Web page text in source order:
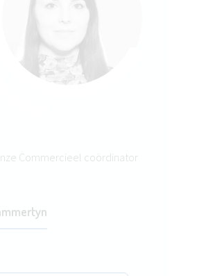
Commercieel coördinator